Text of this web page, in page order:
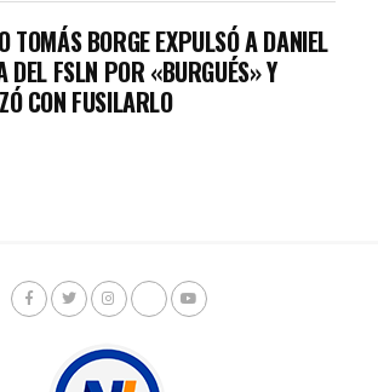
TOMÁS BORGE EXPULSÓ A DANIEL
DEL FSLN POR «BURGUÉS» Y
CON FUSILARLO